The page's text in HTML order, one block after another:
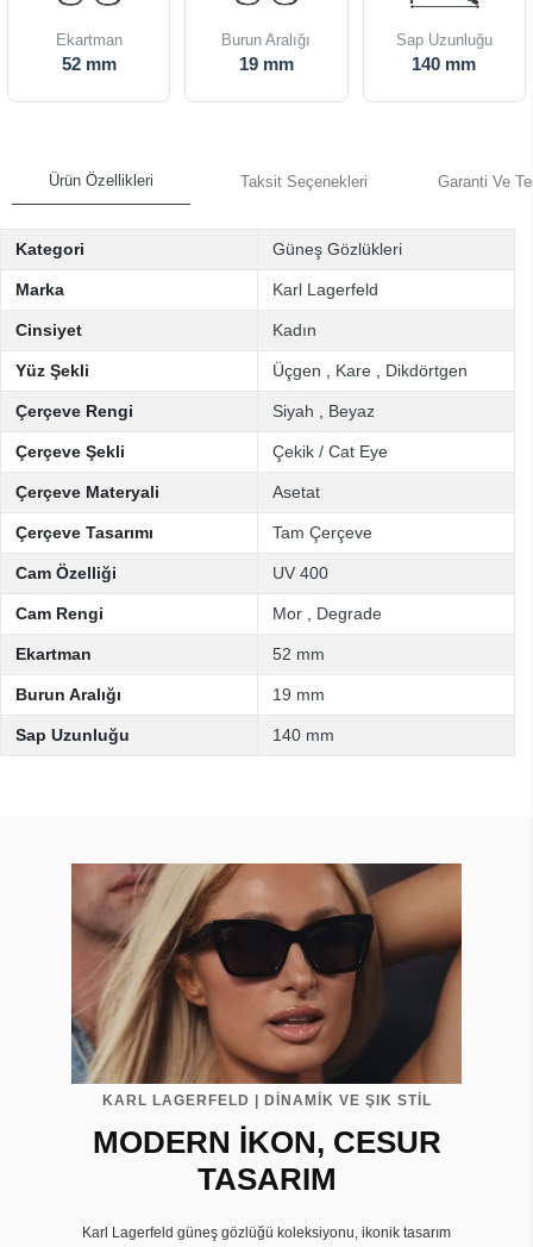
Ekartman
52 mm
Burun Aralığı
19 mm
Sap Uzunluğu
140 mm
Ürün Özellikleri Taksit Seçenekleri Garanti Ve
Kategori Güneş Gözlükleri
Marka Karl Lagerfeld
Cinsiyet Kadın
Yüz Şekli Üçgen Kare Dikdörtgen
Çerçeve Rengi Siyah Beyaz
Çerçeve Şekli Çekik / Cat Eye
Çerçeve Materyali Asetat
Çerçeve Tasarımı Tam Çerçeve
Cam Özelliği UV 400
Cam Rengi Mor Degrade
Ekartman 52 mm
Burun Aralığı 19 mm
Sap Uzunluğu 140 mm
KARL LAGERFELD | DİNAMİK VE ŞIK STİL
MODERN İKON, CESUR
TASARIM
Karl Lagerfeld güneş gözlüğü koleksiyonu, ikonik tasarım